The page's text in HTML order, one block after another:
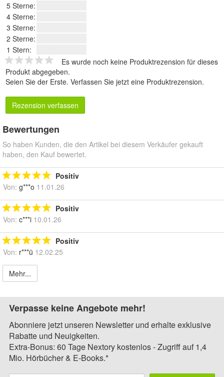
5 Sterne:
4 Sterne:
3 Sterne:
2 Sterne:
1 Stern:
Es wurde noch keine Produktrezension für dieses
Produkt abgegeben.
Seien Sie der Erste. Verfassen Sie jetzt eine Produktrezension.
Rezension verfassen
Bewertungen
So haben Kunden, die den Artikel bei diesem Verkäufer gekauft
haben, den Kauf bewertet.
Positiv
Von: g***o 11.01.26
Positiv
Von: c***i 10.01.26
Positiv
Von: r***ü 12.02.25
Mehr...
Verpasse keine Angebote mehr!
Abonniere jetzt unseren Newsletter und erhalte exklusive
Rabatte und Neuigkeiten.
Extra-Bonus: 60 Tage Nextory kostenlos - Zugriff auf 1,4
Mio. Hörbücher & E-Books.*